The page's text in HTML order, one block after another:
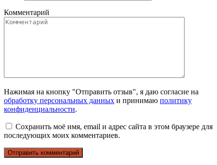
Комментарий
Нажимая на кнопку "Отправить отзыв", я даю согласие на
обработку персональных данных и принимаю политику
конфиденциальности.
Сохранить моё имя, email и адрес сайта в этом браузере для
последующих моих комментариев.